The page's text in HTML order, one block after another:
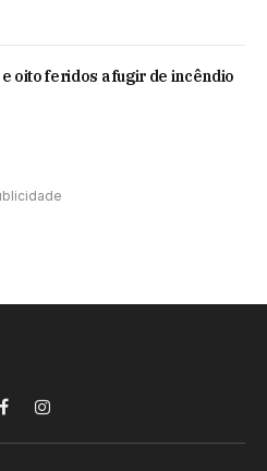
oito feridos a fugir de incêndio
FacebookInstagram